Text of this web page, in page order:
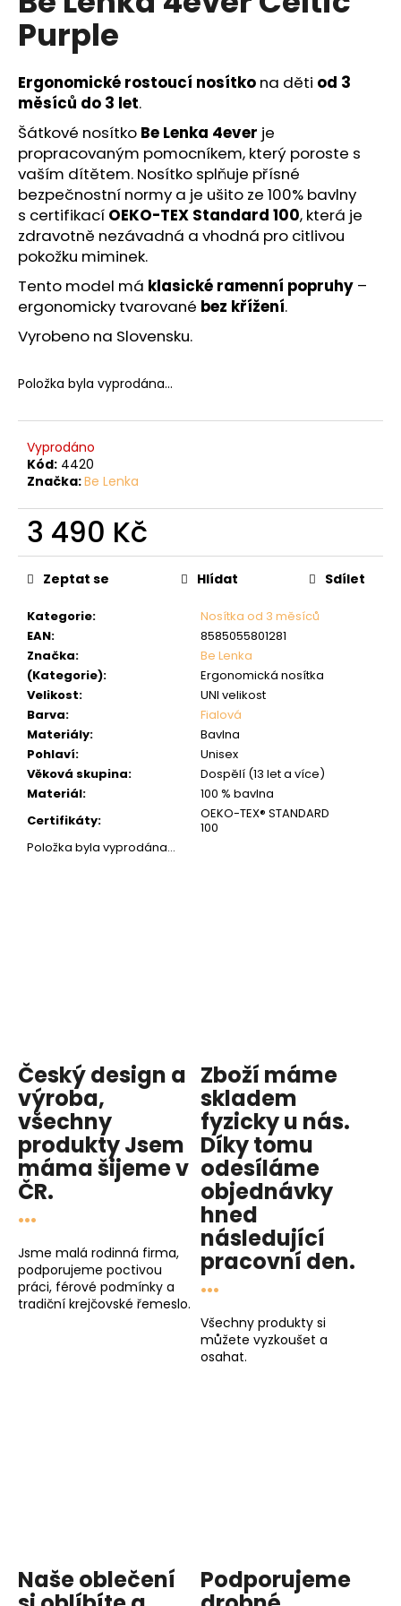
5
hvězdiček.
Purple
Ergonomické rostoucí nosítko na děti od 3
měsíců do 3 let.
Šátkové nosítko Be Lenka 4ever je
propracovaným pomocníkem, který poroste s
vaším dítětem. Nosítko splňuje přísné
bezpečnostní normy a je ušito ze 100% bavlny
s certifikací OEKO-TEX Standard 100, která je
zdravotně nezávadná a vhodná pro citlivou
pokožku miminek.
Tento model má klasické ramenní popruhy –
ergonomicky tvarované bez křížení.
Vyrobeno na Slovensku.
Položka byla vyprodána…
Vyprodáno
Kód: 4420
Značka:Be Lenka
3 490 Kč
Měrná
cena:
Kategorie:
Nosítka od 3 měsíců
EAN:
8585055801281
Značka:
Be Lenka
(Kategorie):
Ergonomická nosítka
Velikost:
UNI velikost
Barva:
Fialová
Materiály:
Bavlna
Pohlaví:
Unisex
Věková skupina:
Dospělí (13 let a více)
Materiál:
100 % bavlna
Certifikáty:
OEKO-TEX® STANDARD
100
Položka byla vyprodána…
Zeptat se Hlídat Sdílet
Český design a
výroba,
všechny
produktyJsem
mámašijeme v
ČR.
...
Jsme malá rodinná firma,
podporujeme poctivou
práci, férové podmínky a
tradiční krejčovské řemeslo.
Zboží máme
skladem
fyzicky u nás.
Díky tomu
odesíláme
objednávky
hned
následující
pracovní den.
...
Všechny produkty si
můžete vyzkoušet a
osahat.
Naše oblečení Podporujeme
u
j
m
e